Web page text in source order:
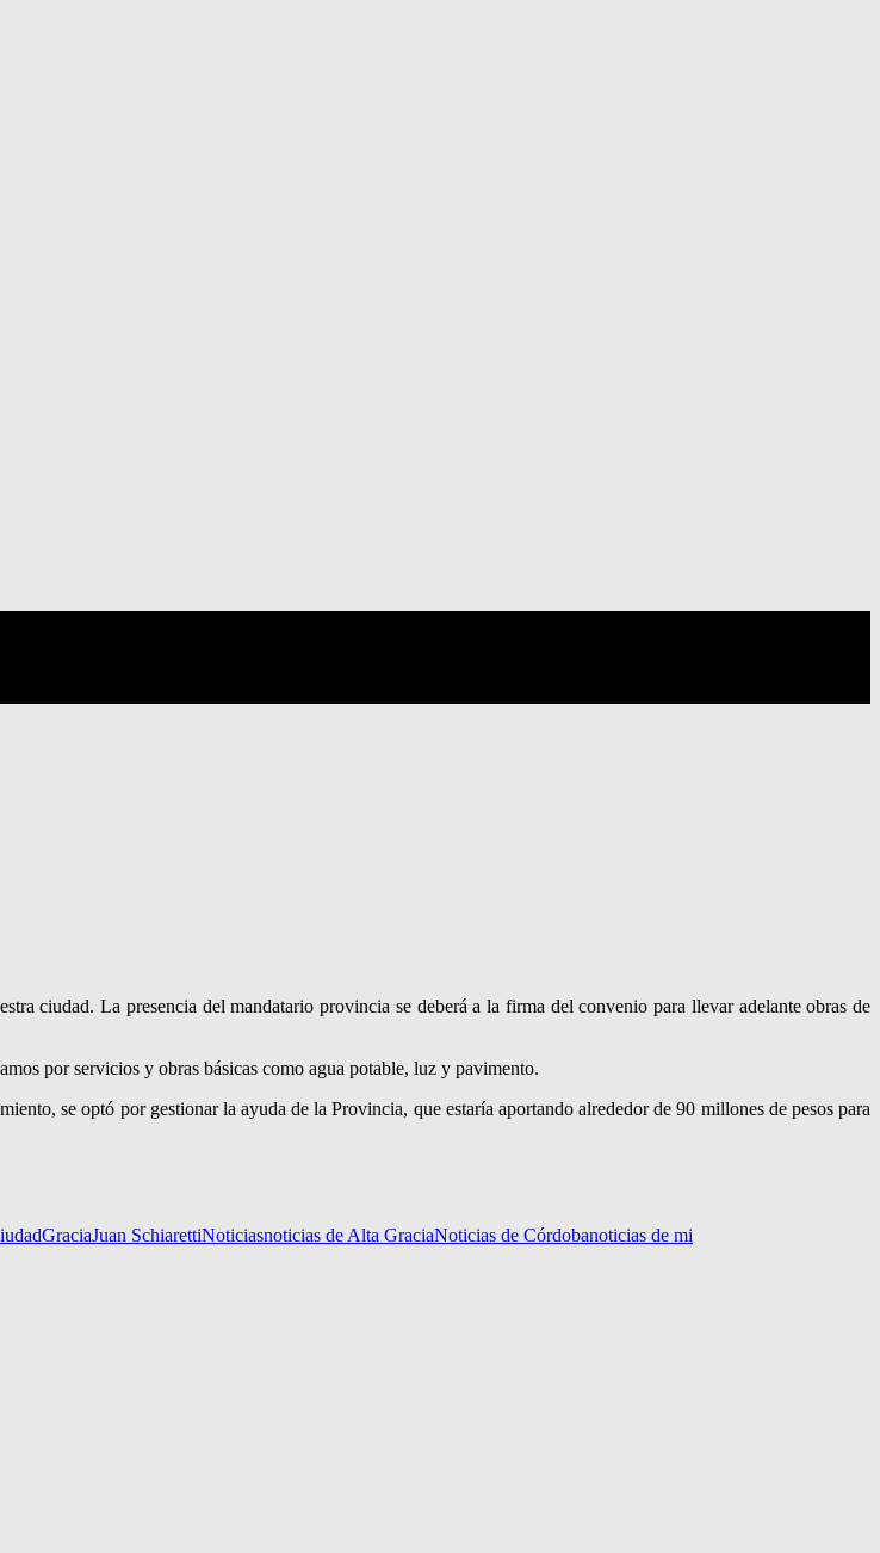
ciudad. La presencia del mandatario provincia se deberá a la firma del convenio para llevar adelante obras de
por servicios y obras básicas como agua potable, luz y pavimento.
se optó por gestionar la ayuda de la Provincia, que estaría aportando alrededor de 90 millones de pesos para
GraciaJuan SchiarettiNoticiasnoticias de Alta GraciaNoticias de Córdobanoticias de mi